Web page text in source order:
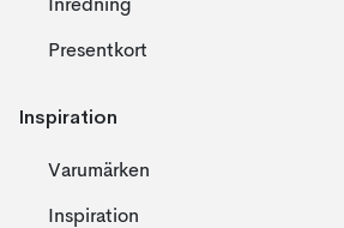
Inredning
Presentkort
Inspiration
Varumärken
Inspiration